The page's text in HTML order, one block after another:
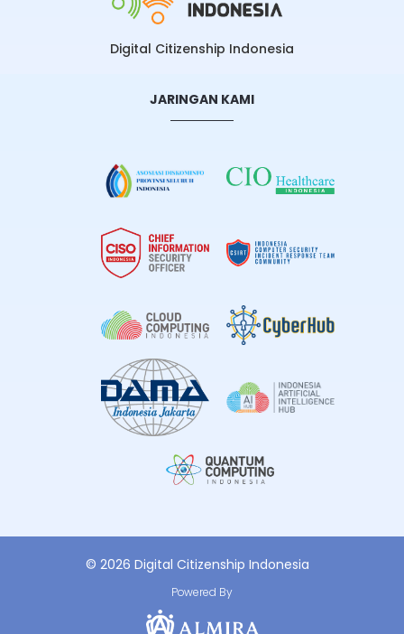
Digital Citizenship Indonesia
JARINGAN KAMI
© 2026 Digital Citizenship Indonesia
Powered By